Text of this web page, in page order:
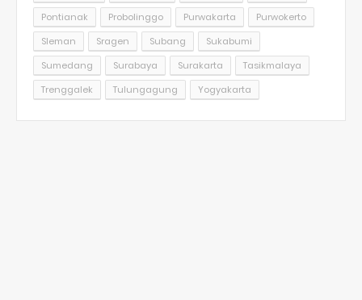
Pontianak
Probolinggo Purwakarta
Purwokerto
Sleman
Sragen Subang
Sukabumi
Sumedang
Surabaya Surakarta
Tasikmalaya
Trenggalek
Tulungagung Yogyakarta